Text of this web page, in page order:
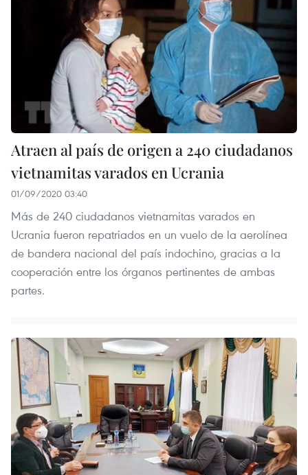
Atraen al país de origen a 240 ciudadanos
vietnamitas varados en Ucrania
01/09/2020 03:40
Más de 240 ciudadanos vietnamitas varados en
Ucrania fueron repatriados en un vuelo de la aerolínea
de bandera nacional del país indochino, gracias a la
cooperación entre los órganos pertinentes de ambas
partes.